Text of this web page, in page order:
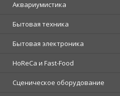
Аквариумистика
Бытовая техника
Бытовая электроника
HoReCa и Fast-Food
Сценическое оборудование